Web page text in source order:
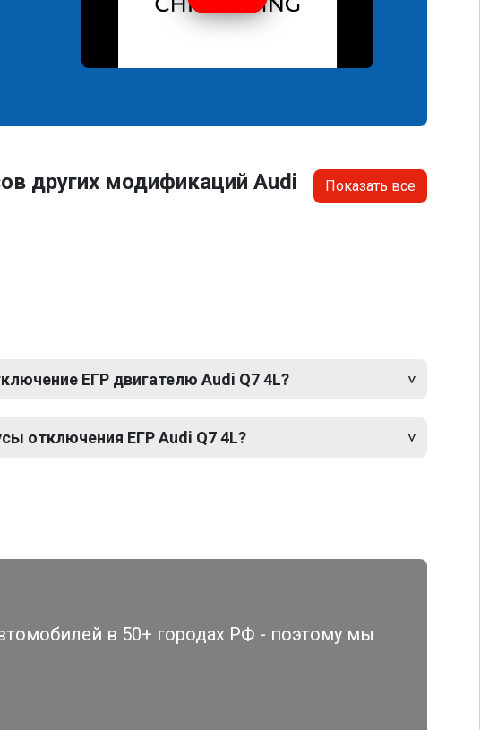
других модификаций Audi
Показать все
ЕГР двигателю Audi Q7 4L?
отключения ЕГР Audi Q7 4L?
в 50+ городах РФ - поэтому мы